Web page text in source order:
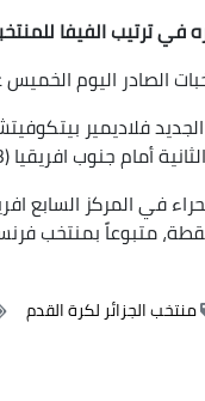
ترتيب الفيفا
اليوم الخميس
فلاديمير
في المركز السابع
منتخب الأرجنتين تصدره برصيد 1858
منتخب الجزائر لكرة القدم